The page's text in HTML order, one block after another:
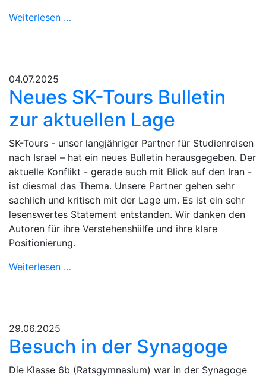
Weiterlesen …
04.07.2025
Neues SK-Tours Bulletin
zur aktuellen Lage
SK-Tours - unser langjähriger Partner für Studienreisen
nach Israel – hat ein neues Bulletin herausgegeben. Der
aktuelle Konflikt - gerade auch mit Blick auf den Iran -
ist diesmal das Thema. Unsere Partner gehen sehr
sachlich und kritisch mit der Lage um. Es ist ein sehr
lesenswertes Statement entstanden. Wir danken den
Autoren für ihre Verstehenshiilfe und ihre klare
Positionierung.
Weiterlesen …
29.06.2025
Besuch in der Synagoge
Die Klasse 6b (Ratsgymnasium) war in der Synagoge